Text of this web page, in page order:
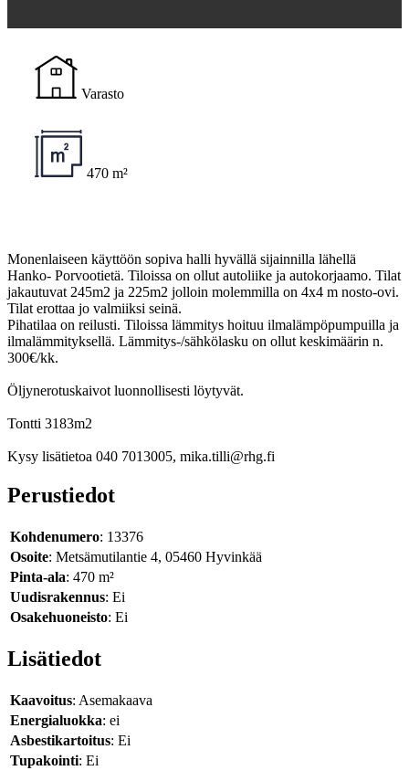
Varasto
470 m²
Monenlaiseen käyttöön sopiva halli hyvällä sijainnilla lähellä
Hanko- Porvootietä. Tiloissa on ollut autoliike ja autokorjaamo. Tilat
jakautuvat 245m2 ja 225m2 jolloin molemmilla on 4x4 m nosto-ovi.
Tilat erottaa jo valmiiksi seinä.
Pihatilaa on reilusti. Tiloissa lämmitys hoituu ilmalämpöpumpuilla ja
ilmalämmityksellä. Lämmitys-/sähkölasku on ollut keskimäärin n.
300€/kk.
Öljynerotuskaivot luonnollisesti löytyvät.
Tontti 3183m2
Kysy lisätietoa 040 7013005, mika.tilli@rhg.fi
Perustiedot
Kohdenumero: 13376
Osoite: Metsämutilantie 4, 05460 Hyvinkää
Pinta-ala: 470 m²
Uudisrakennus: Ei
Osakehuoneisto: Ei
Lisätiedot
Kaavoitus: Asemakaava
Energialuokka: ei
Asbestikartoitus: Ei
Tupakointi: Ei